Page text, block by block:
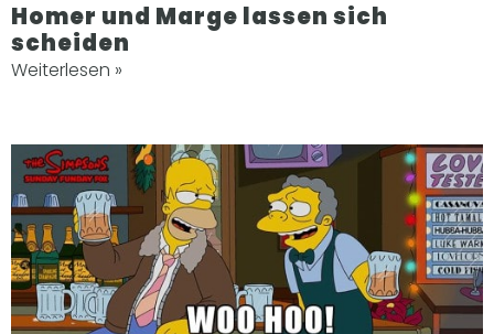
Homer und Marge lassen sich
scheiden
Weiterlesen »